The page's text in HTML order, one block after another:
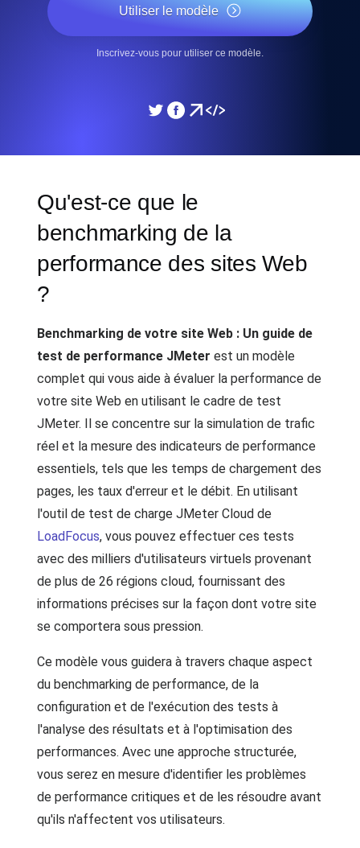
Utiliser le modèle
Inscrivez-vous pour utiliser ce modèle.
Qu'est-ce que le
benchmarking de la
performance des sites Web
?
Benchmarking de votre site Web : Un guide de
test de performance JMeter est un modèle
complet qui vous aide à évaluer la performance de
votre site Web en utilisant le cadre de test
JMeter. Il se concentre sur la simulation de trafic
réel et la mesure des indicateurs de performance
essentiels, tels que les temps de chargement des
pages, les taux d'erreur et le débit. En utilisant
l'outil de test de charge JMeter Cloud de
LoadFocus, vous pouvez effectuer ces tests
avec des milliers d'utilisateurs virtuels provenant
de plus de 26 régions cloud, fournissant des
informations précises sur la façon dont votre site
se comportera sous pression.
Ce modèle vous guidera à travers chaque aspect
du benchmarking de performance, de la
configuration et de l'exécution des tests à
l'analyse des résultats et à l'optimisation des
performances. Avec une approche structurée,
vous serez en mesure d'identifier les problèmes
de performance critiques et de les résoudre avant
qu'ils n'affectent vos utilisateurs.